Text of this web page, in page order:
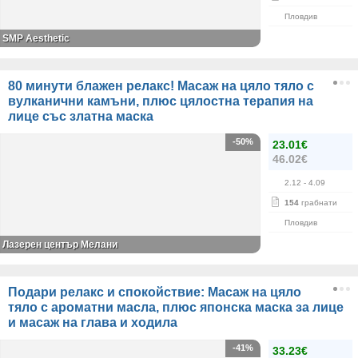
Пловдив
SMP Aesthetic
80 минути блажен релакс! Масаж на цяло тяло с
вулканични камъни, плюс цялостна терапия на
лице със златна маска
23.01€
46.02€
2.12 - 4.09
154 грабнати
Пловдив
-50%
Лазерен център Мелани
Подари релакс и спокойствие: Масаж на цяло
тяло с ароматни масла, плюс японска маска за лице
и масаж на глава и ходила
33.23€
-41%